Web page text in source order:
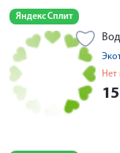
Яндекс Сплит
Нет